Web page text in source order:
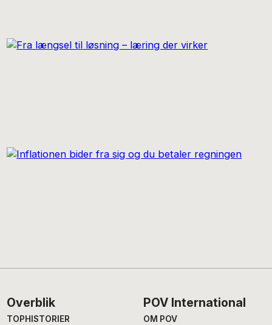
Footer
Overblik
TOPHISTORIER
POV International
OM POV